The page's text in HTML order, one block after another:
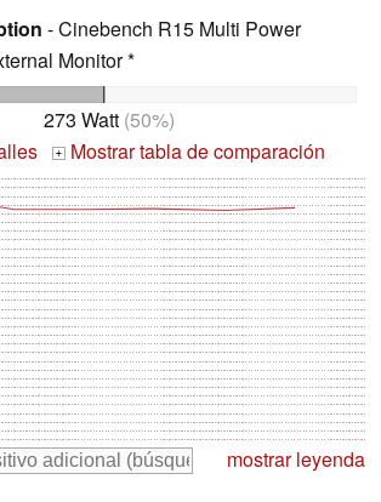
- Cinebench R15 Multi Power
Monitor *
273 Watt (50%)
+ Mostrar tabla de comparación
mostrar leyenda